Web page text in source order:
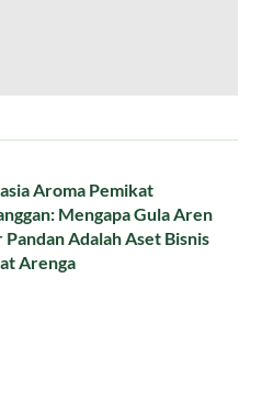
Aroma Pemikat
Mengapa Gula Aren
Pandan Adalah Aset Bisnis
Arenga